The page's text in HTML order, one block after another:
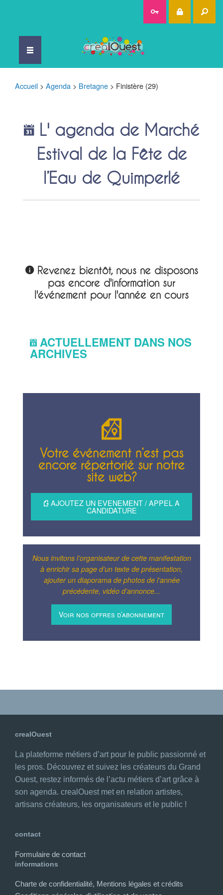
Accueil > Agenda > Bretagne > Finistère (29)
L' agenda de Marché
Estival de la Fête de
l’Eau de Quimperlé
Revenez bientôt, nous ne disposons
pas encore d'information sur
l'événement pour l'année en cours
ACTUELLEMENT DANS NOS
ARCHIVES
Votre événement n’est pas
encore répertorié sur notre
site web?
AJOUTEZ UN EVENEMENT / APPEL A
CANDIDATURE
Nous invitons l’organisateur de cette manifestation
à enrichir sa page d’un texte de présentation,
ajouter un diaporama de photos de l’année
précédente, vidéo d’annonce...
Voir nos offres d’abonnement
crealOuest
La plateforme métiers d’art pour le public passionné et
les pros. Découvrez et suivez les créateurs du Grand
Ouest, restez informés de l’actu métiers d’art grâce à
son agenda. crealOuest met en relation artistes,
artisans créateurs, les organisateurs et le public !
contact
Formulaire de contact
informations
Charte de confidentialité, Mentions légales et crédits